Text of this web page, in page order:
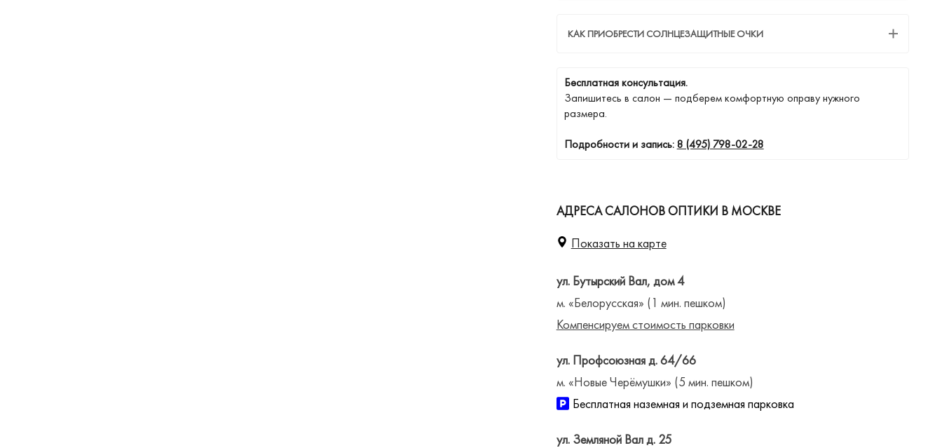
КАК ПРИОБРЕСТИ СОЛНЦЕЗАЩИТНЫЕ ОЧКИ
Бесплатная консультация.
Запишитесь в салон — подберем комфортную оправу нужного
размера.
Подробности и запись:8 (495) 798-02-28
АДРЕСА САЛОНОВ ОПТИКИ В МОСКВЕ
Показать на карте
ул. Бутырский Вал, дом 4
м. «Белорусская» (1 мин. пешком)
Компенсируем стоимость парковки
ул. Профсоюзная д. 64/66
м. «Новые Черёмушки» (5 мин. пешком)
Бесплатная наземная и подземная парковка
ул. Земляной Вал д. 25